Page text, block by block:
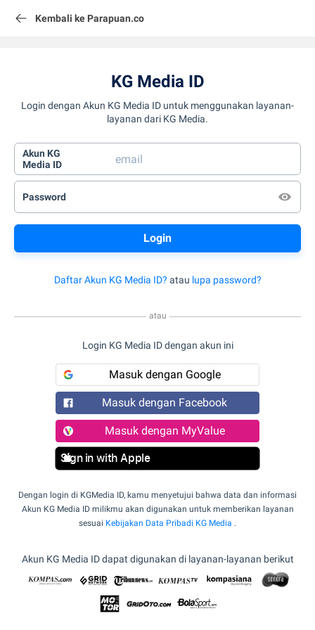
Kembali ke Parapuan.co
KG Media ID
Login dengan Akun KG Media ID untuk menggunakan layanan-
layanan dari KG Media.
Akun KG
Media ID
Password
Daftar Akun KG Media ID? atau lupa password?
atau
Login KG Media ID dengan akun ini
Masuk dengan Google
Masuk dengan Facebook
Masuk dengan MyValue
Sign in with Apple
Dengan login di KGMedia ID, kamu menyetujui bahwa data dan informasi
Akun KG Media ID milikmu akan digunakan untuk memberikan layanan
sesuai Kebijakan Data Pribadi KG Media .
Akun KG Media ID dapat digunakan di layanan-layanan berikut